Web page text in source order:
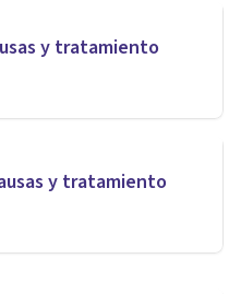
y tratamiento
y tratamiento